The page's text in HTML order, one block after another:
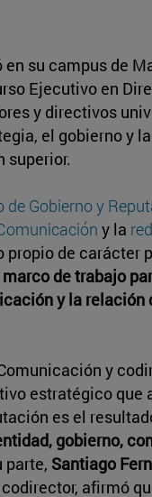
en su campus de
Ejecutivo en
y directivos
el gobierno y
superior.
de Gobierno y
y la
propio de carácter
marco de trabajo
y la relación
y
estratégico que
es el
gobierno,
parte, Santiago
afirmó